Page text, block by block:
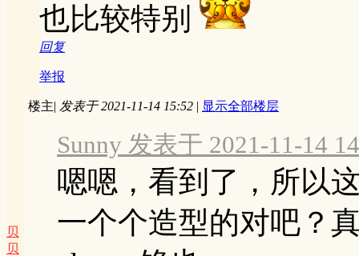
也比较特别
回复
举报
贝
贝
楼主| 发表于 2021-11-14 15:52 | 显示全部楼层
Sunny 发表于 2021-11-14
嗯嗯，看到了，所以
一个个造型的对吧？